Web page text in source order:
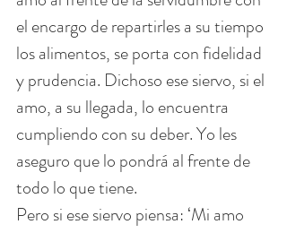
el encargo de repartirles a su tiempo
los alimentos, se porta con fidelidad
y prudencia. Dichoso ese siervo, si el
amo, a su llegada, lo encuentra
cumpliendo con su deber. Yo les
aseguro que lo pondrá al frente de
todo lo que tiene.
Pero si ese siervo piensa: ‘Mi amo